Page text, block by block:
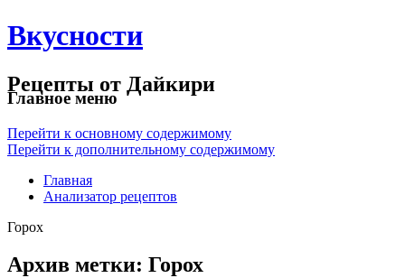
Вкусности
Рецепты от Дайкири
Главное меню
Перейти к основному содержимому
Перейти к дополнительному содержимому
Главная
Анализатор рецептов
Горох
Архив метки: Горох